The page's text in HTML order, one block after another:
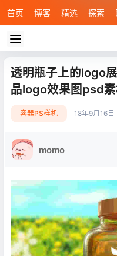
首页 博客 精选 探索
透明瓶子上的logo
品logo效果图psd
容器PS样机 18年9月16日
momo